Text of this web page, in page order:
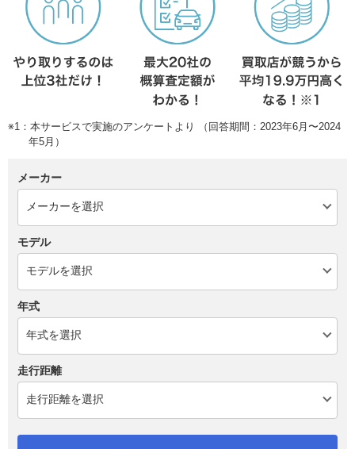
※1：本サービスで実施のアンケートより （回答期間：2023年6月〜2024
年5月）
メーカー
モデル
年式
走行距離